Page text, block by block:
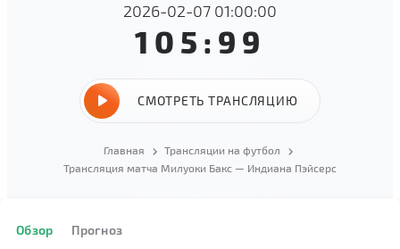
2026-02-07 01:00:00
105:99
СМОТРЕТЬ ТРАНСЛЯЦИЮ
Главная
Трансляции на футбол
Трансляция матча Милуоки Бакс — Индиана Пэйсерс
Обзор Прогноз